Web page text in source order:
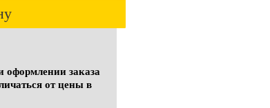
оформлении заказа
от цены в